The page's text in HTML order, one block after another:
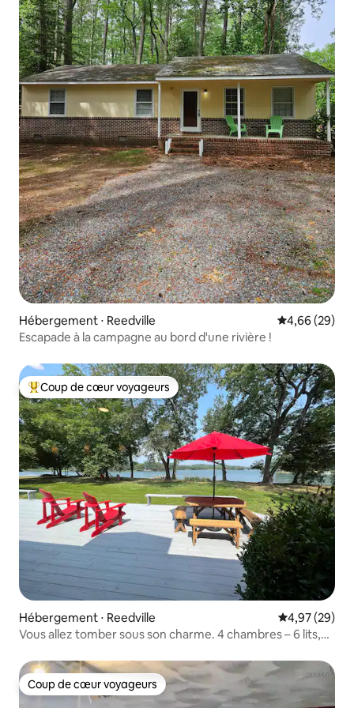
Hébergement ⋅ Reedville Évaluation
4,66 (29)
Escapade à la campagne au bord d'une rivière !
Coups de cœur voyageurs les plus appréciés
Coup de cœur voyageurs
Hébergement ⋅ Reedville Évaluation
4,97 (29)
Vous allez tomber sous son charme. 4 chambres – 6 lits,
Coup de cœur voyageurs
Coup de cœur voyageurs